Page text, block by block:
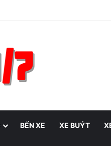
BẾN XE XE BUÝT